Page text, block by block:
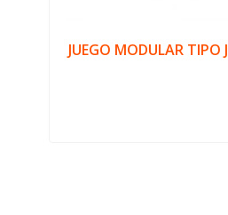
JUEGO MODULAR TIPO